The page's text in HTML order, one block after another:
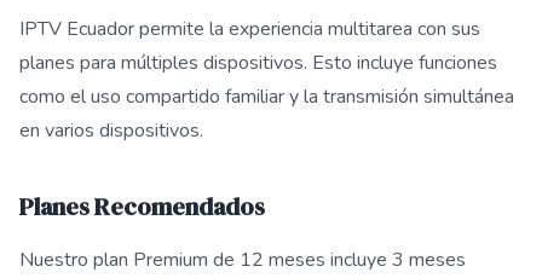
IPTV Ecuador permite la experiencia multitarea con sus
planes para múltiples dispositivos. Esto incluye funciones
como el uso compartido familiar y la transmisión simultánea
en varios dispositivos.
Planes Recomendados
Nuestro plan Premium de 12 meses incluye 3 meses